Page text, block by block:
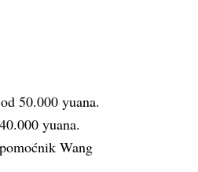
50.000 yuana.
yuana.
Wang